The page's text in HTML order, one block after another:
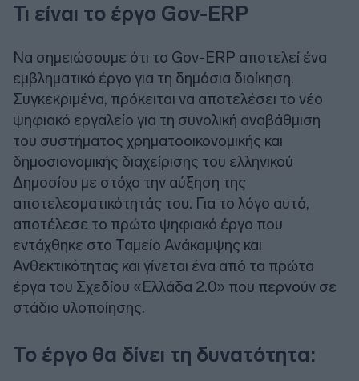
Τι είναι το έργο Gov-ERP
Να σημειώσουμε ότι το Gov-ERP αποτελεί ένα
εμβληματικό έργο για τη δημόσια διοίκηση.
Συγκεκριμένα, πρόκειται να αποτελέσει το νέο
ψηφιακό εργαλείο για τη συνολική αναβάθμιση
του συστήματος χρηματοοικονομικής και
δημοσιονομικής διαχείρισης του ελληνικού
Δημοσίου με στόχο την αύξηση της
αποτελεσματικότητάς του. Για το λόγο αυτό,
αποτέλεσε το πρώτο ψηφιακό έργο που
εντάχθηκε στο Ταμείο Ανάκαμψης και
Ανθεκτικότητας και γίνεται ένα από τα πρώτα
έργα του Σχεδίου «Ελλάδα 2.0» που περνούν σε
στάδιο υλοποίησης.
Το έργο θα δίνει τη δυνατότητα: